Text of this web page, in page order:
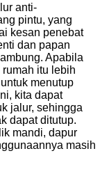
anti-
pintu, yang
kesan penebat
dan papan
Apabila
itu lebih
menutup
kita dapat
jalur, sehingga
dapat ditutup.
mandi, dapur
masih